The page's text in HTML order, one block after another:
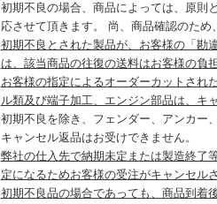
初期不良の場合、商品によっては、原則
応させて頂きます。 尚、商品確認のた
初期不良とされた製品が、お客様の「勘
は、該当商品の往復の送料はお客様の負
お客様の指定によるオーダーカットされ
ル類及び端子加工、エンジン部品は、キ
初期不良を除き、フェンダー、アンカー
キャンセル返品はお受けできません。
弊社の仕入先で納期未定または製造終了
定になるためお客様の受注がキャンセル
初期不良品の場合であっても、商品到着